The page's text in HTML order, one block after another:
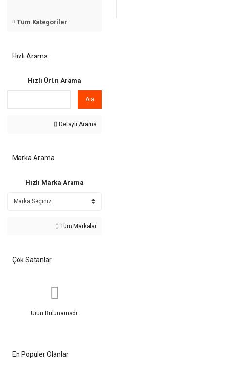
Tüm Kategoriler
Hızlı Arama
Hızlı Ürün Arama
Ara
Detaylı Arama
Marka Arama
Hızlı Marka Arama
Tüm Markalar
Çok Satanlar
Ürün Bulunamadı.
En Populer Olanlar